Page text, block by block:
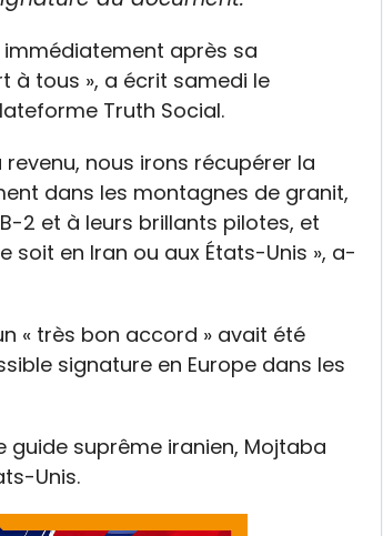
immédiatement après sa
à tous », a écrit samedi le
Truth Social.
nous irons récupérer la
dans les montagnes de granit,
2 et à leurs brillants pilotes, et
soit en Iran ou aux États-Unis », a-
« très bon accord » avait été
signature en Europe dans les
guide suprême iranien, Mojtaba
Unis.